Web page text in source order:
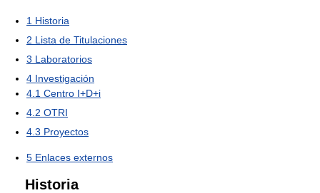
1 Historia
2 Lista de Titulaciones
3 Laboratorios
4 Investigación
4.1 Centro I+D+i
4.2 OTRI
4.3 Proyectos
5 Enlaces externos
Historia